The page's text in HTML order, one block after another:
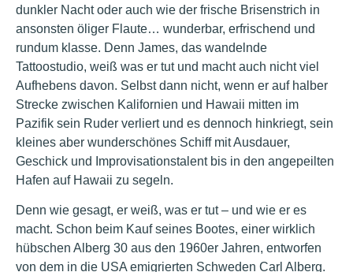
dunkler Nacht oder auch wie der frische Brisenstrich in
ansonsten öliger Flaute… wunderbar, erfrischend und
rundum klasse. Denn James, das wandelnde
Tattoostudio, weiß was er tut und macht auch nicht viel
Aufhebens davon. Selbst dann nicht, wenn er auf halber
Strecke zwischen Kalifornien und Hawaii mitten im
Pazifik sein Ruder verliert und es dennoch hinkriegt, sein
kleines aber wunderschönes Schiff mit Ausdauer,
Geschick und Improvisationstalent bis in den angepeilten
Hafen auf Hawaii zu segeln.
Denn wie gesagt, er weiß, was er tut – und wie er es
macht. Schon beim Kauf seines Bootes, einer wirklich
hübschen Alberg 30 aus den 1960er Jahren, entworfen
von dem in die USA emigrierten Schweden Carl Alberg.